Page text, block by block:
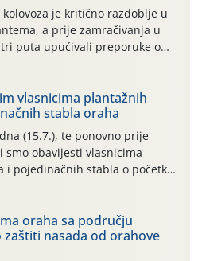
je kritično razdoblje u
a prije zamračivanja u
puta upućivali preporuke o
krizantema od najčešćih
i fito-fagnih grinja (23.7., 14.7.,
je zabilježeno je
meteorološko razdoblje, uz
vlasnicima plantažnih
stabla oraha
(15.7.), te ponovno prije
smo obavijesti vlasnicima
i pojedinačnih stabla o početku
usmjerenog suzbijanja
completa)! Već dvanaest dana
udar”, koji naročito
05.8.), jer najviše
[…]
oraha sa području
zaštiti nasada od orahove